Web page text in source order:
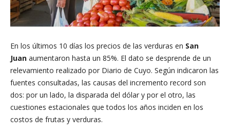
En los últimos 10 días los precios de las verduras en San
Juan aumentaron hasta un 85%. El dato se desprende de un
relevamiento realizado por Diario de Cuyo. Según indicaron las
fuentes consultadas, las causas del incremento record son
dos: por un lado, la disparada del dólar y por el otro, las
cuestiones estacionales que todos los años inciden en los
costos de frutas y verduras.